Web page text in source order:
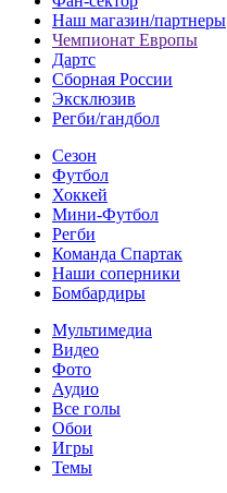
Наш магазин/партнеры
Чемпионат Европы
Дартс
Сборная России
Эксклюзив
Регби/гандбол
Сезон
Футбол
Хоккей
Мини-Футбол
Регби
Команда Спартак
Наши соперники
Бомбардиры
Мультимедиа
Видео
Фото
Аудио
Все голы
Обои
Игры
Темы